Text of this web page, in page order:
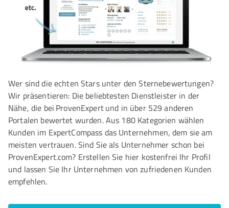
Wer sind die echten Stars unter den Sternebewertungen?
Wir präsentieren: Die beliebtesten Dienstleister in der
Nähe, die bei ProvenExpert und in über 529 anderen
Portalen bewertet wurden. Aus 180 Kategorien wählen
Kunden im ExpertCompass das Unternehmen, dem sie am
meisten vertrauen. Sind Sie als Unternehmer schon bei
ProvenExpert.com? Erstellen Sie hier kostenfrei Ihr Profil
und lassen Sie Ihr Unternehmen von zufriedenen Kunden
empfehlen.